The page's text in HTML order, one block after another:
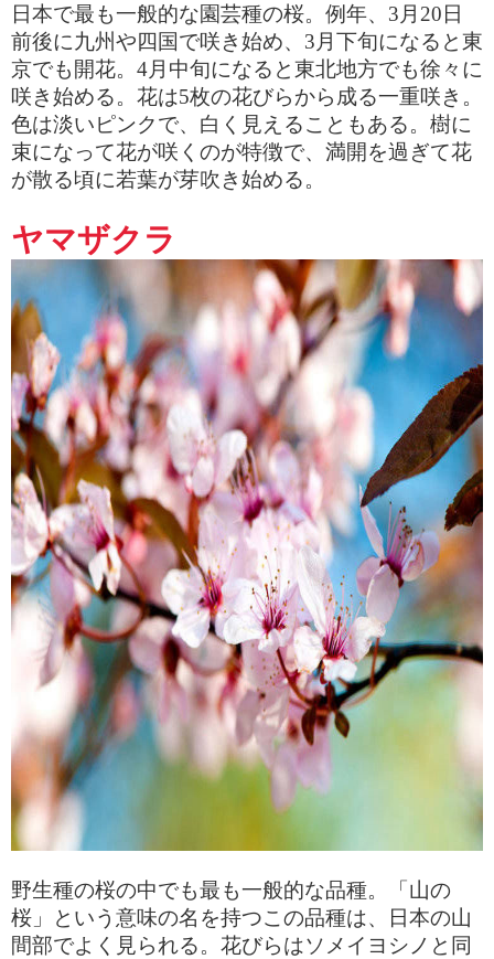
日本で最も一般的な園芸種の桜。例年、 3 月 20日
前後に九州や四国で咲き始め、 3 月下旬になると東
京でも開花。 4月中旬になると東北地方でも徐々に
咲き始める。花は5枚の花びらから成る一重咲き。
色は淡いピンクで、白く見えることもある。樹に
束になって花が咲くのが特徴で、満開を過ぎて花
が散る頃に若葉が芽吹き始める。
ヤマザクラ
野生種の桜の中でも最も一般的な品種。「山の
桜」という意味の名を持つこの品種は、日本の山
間部でよく見られる。花びらはソメイヨシノと同